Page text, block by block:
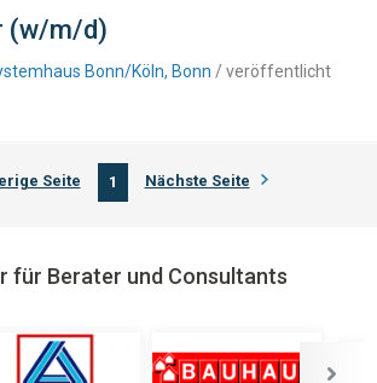
(w/m/d)
Bonn/Köln, Bonn / veröffentlicht
Seite 1 Nächste Seite
für Berater und Consultants